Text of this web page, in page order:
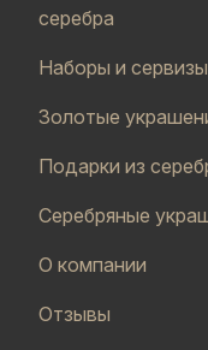
серебра
Наборы и сервизы
Золотые
Подарки из
Серебряные
О компании
Отзывы